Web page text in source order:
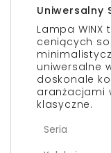
Uniwersalny
Lampa
ceniących
uniwersalne
doskonale
aranżacjami
klasyczne.
Seria